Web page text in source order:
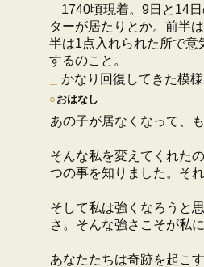
1740頃現着。9日と14
ターが居たりとか。前半
半は1点入れられた所で意
するのこと。
かなり回復してきた模
○ おはなし
あの子が居なくなって、
そんな私を変えてくれた
つの事を知りました。そ
そして私は強くなろうと
さ。そんな強さこそが私
あなたたちは奇跡を起こ